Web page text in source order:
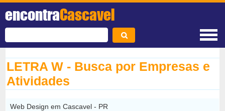
encontraCascavel
LETRA W - Busca por Empresas e
Atividades
Web Design em Cascavel - PR